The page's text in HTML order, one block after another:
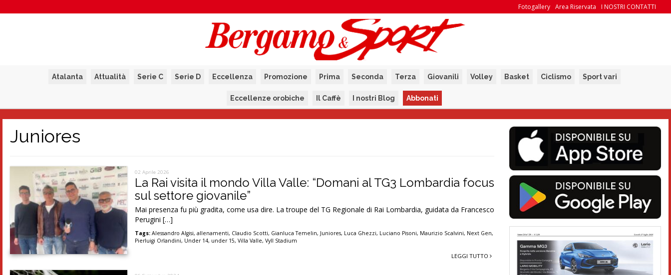
I NOSTRI CONTATTI
Area Riservata
Fotogallery
Atalanta Attualità Serie C Serie D Eccellenza Promozione Prima Seconda Terza Giovanili Volley Basket Ciclismo Sport vari
Eccellenze orobiche Il Caffè I nostri Blog Abbonati
Juniores
02 Aprile 2026
La Rai visita il mondo Villa Valle: “Domani al TG3 Lombardia focus
sul settore giovanile”
Mai presenza fu più gradita, come usa dire. La troupe del TG Regionale di Rai Lombardia, guidata da Francesco
Perugini […]
Tags: Alessandro Algisi,allenamenti, Claudio Scotti, Gianluca Temelin, Juniores, Luca Ghezzi, Luciano Pisoni, Maurizio Scalvini, Next Gen,
Pierluigi Orlandini, Under 14, under 15,Villa Valle,Vyll Stadium
LEGGI TUTTO